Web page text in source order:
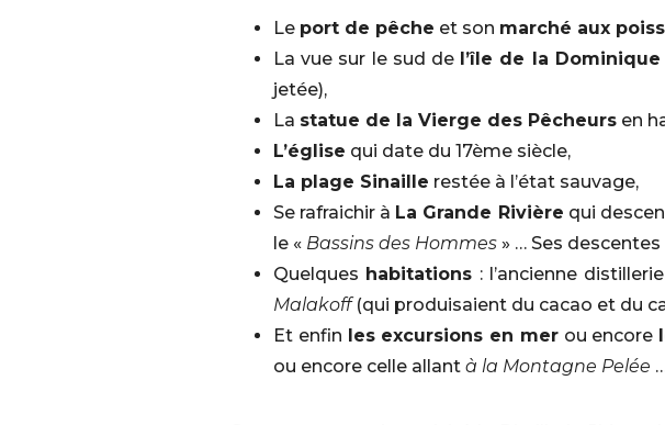
Le port de pêche et son marché aux
La vue sur le sud de l’île de la
jetée),
La statue de la Vierge des Pêcheurs en
L’église qui date du 17ème siècle,
La plage Sinaille restée à l’état sauvage,
Se rafraichir à La Grande Rivière qui
le « Bassins des Hommes » … Ses descentes
Quelques habitations : l’ancienne
Malakoff(qui produisaient du cacao et du
Et enfin les excursions en merou encore
ou encore celle allant à la Montagne Pelée